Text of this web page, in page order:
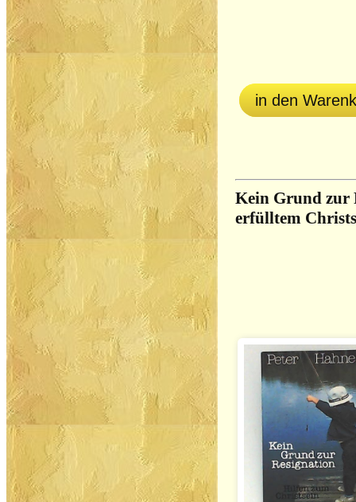
in den
Kein Grund zur
erfülltem